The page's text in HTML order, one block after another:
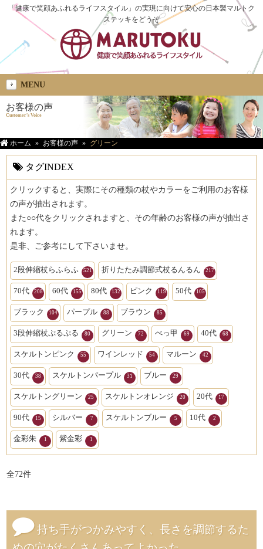
「健康で笑顔あふれるライフスタイル」の実現に向けて安心の日本製マルトク
ステッキをどうぞ
MENU
お客様の声
Customer's Voice
ホーム お客様の声 グリーン
タグINDEX
クリックすると、実際にその種類の杖やカラーをご利用のお客様
の声が抽出されます。
また○○代をクリックされますと、その年齢のお客様の声が抽出さ
れます。
是非、ご参考にして下さいませ。
2段伸縮杖らふらふ 521 折りたたみ調節式杖るんるん 217
70代 208 60代 155 80代 132 ピンク 119 50代 105
ブラック 104 パープル 88 ブラウン 85
3段伸縮杖ぷるぷる 80 グリーン 72 べっ甲 69 40代 68
スケルトンピンク 55 ワインレッド 54 マルーン 42
30代 38 スケルトンパープル 31 ブルー 29
スケルトングリーン 25 スケルトンオレンジ 20 20代 17
90代 15 シルバー 7 スケルトンブルー 5 10代 2
金彩朱 1 紫金彩 1
全72件
持ち手がつかみやすく、長さを調節するた